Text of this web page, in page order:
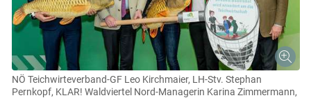
NÖ Teichwirteverband-GF Leo Kirchmaier, LH-Stv. Stephan
Pernkopf, KLAR! Waldviertel Nord-Managerin Karina Zimmermann,